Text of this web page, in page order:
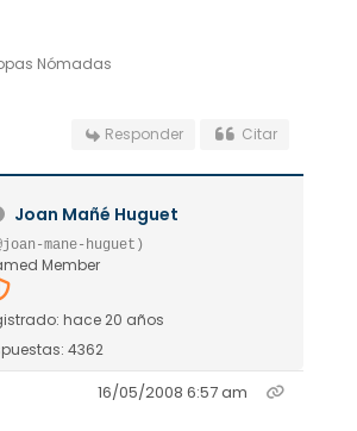
Nómadas
Responder Citar
Joan Mañé Huguet
mane-huguet)
Member
hace 20 años
4362
16/05/2008 6:57 am